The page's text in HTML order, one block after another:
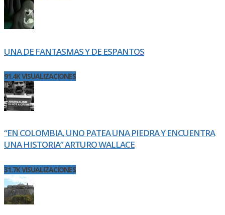
UNA DE FANTASMAS Y DE ESPANTOS
91.4K VISUALIZACIONES
“EN COLOMBIA, UNO PATEA UNA PIEDRA Y ENCUENTRA
UNA HISTORIA” ARTURO WALLACE
31.7K VISUALIZACIONES